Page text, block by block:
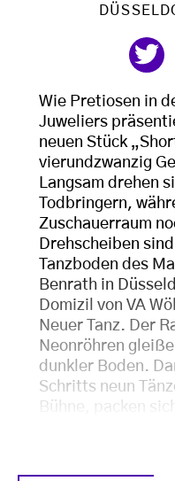
Wie Pretiosen in
Juweliers
neuen Stück
vierundzwanzig
Langsam drehen
Todbringern,
Zuschauerraum
Drehscheiben
Tanzboden des
Benrath in
Domizil von VA
Neuer Tanz. Der
Neonröhren
dunkler Boden.
Schritts neun
Bühne, packen